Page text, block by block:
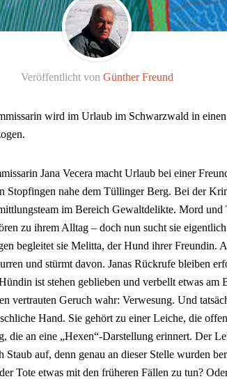
Veröffentlicht von Günther Freund
wird im Urlaub im Schwarzwald in einen
Jana Vecera macht Urlaub bei einer
Stopfingen nahe dem Tüllinger Berg. Bei der
im Bereich Gewaltdelikte. Mord und
zu ihrem Alltag – doch nun sucht sie
begleitet sie Melitta, der Hund ihrer Freundin.
und stürmt davon. Janas Rückrufe bleiben
ist stehen geblieben und verbellt etwas am
vertrauten Geruch wahr: Verwesung. Und
Hand. Sie gehört zu einer Leiche, die
die an eine „Hexen“-Darstellung erinnert. Der
auf, denn genau an dieser Stelle wurden
Tote etwas mit den früheren Fällen zu tun?